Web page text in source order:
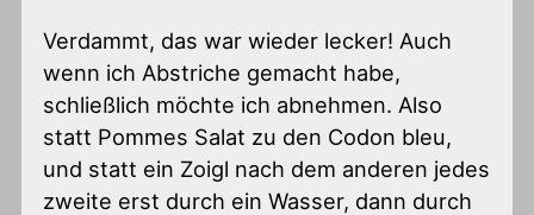
Verdammt, das war wieder lecker! Auch
wenn ich Abstriche gemacht habe,
schließlich möchte ich abnehmen. Also
statt Pommes Salat zu den Codon bleu,
und statt ein Zoigl nach dem anderen jedes
zweite erst durch ein Wasser, dann durch